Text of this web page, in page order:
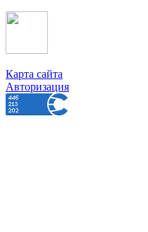
Карта сайта
Авторизация